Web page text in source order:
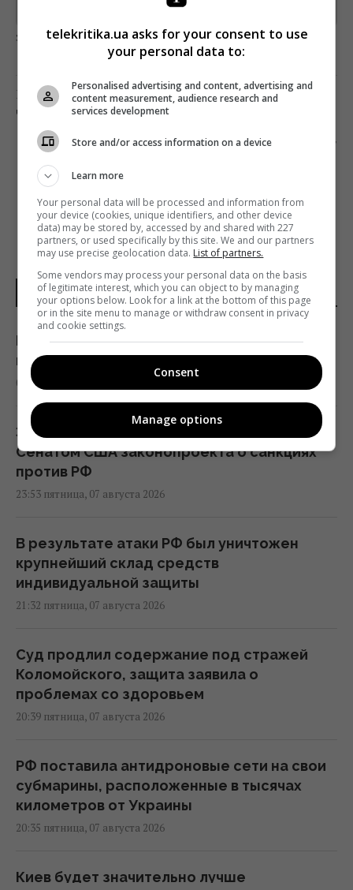
Предоставлено SendPulse
загрузка...
Предыдущий пост
ЧЕЙ ИИ БУДЕТ ЗВУЧАТЬ В КИТАЙСКОМ ЭФИРЕ
Следующий пост
НОВОСТИ УКРАИНЫ
В июле Украина сбила 87% ударных дронов
и лишь 15% баллистических ракет, – отчет
05:31 суббота, 08 августа 2026
Зеленский отреагировал на принятие
Сенатом США законопроекта о санкциях
против РФ
23:53 пятница, 07 августа 2026
В результате атаки РФ был уничтожен
крупнейший склад средств
индивидуальной защиты
21:32 пятница, 07 августа 2026
Суд продлил содержание под стражей
Коломойского, защита заявила о
проблемах со здоровьем
20:39 пятница, 07 августа 2026
РФ поставила антидроновые сети на свои
субмарины, расположенные в тысячах
километров от Украины
20:35 пятница, 07 августа 2026
Киев будет значительно лучше
telekritika.ua asks for your consent to use
your personal data to:
Personalised advertising and content, advertising and
content measurement, audience research and
services development
Store and/or access information on a device
Learn more
Your personal data will be processed and information from
your device (cookies, unique identifiers, and other device
data) may be stored by, accessed by and shared with 227
partners, or used specifically by this site. We and our partners
may use precise geolocation data. List of partners.
Some vendors may process your personal data on the basis
of legitimate interest, which you can object to by managing
your options below. Look for a link at the bottom of this page
or in the site menu to manage or withdraw consent in privacy
and cookie settings.
Consent
Manage options